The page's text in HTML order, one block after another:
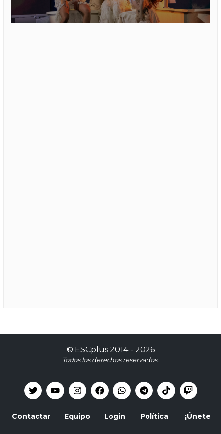
© ESCplus2014 - 2026
Todos los derechos reservados.
Contactar Equipo Login Política ¡Únete